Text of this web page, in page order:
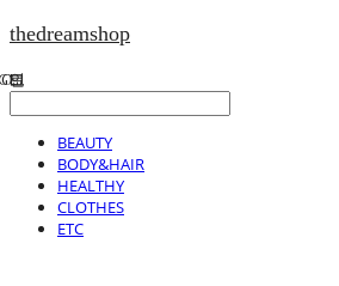
thedreamshop
BEAUTY
BODY&HAIR
HEALTHY
CLOTHES
ETC